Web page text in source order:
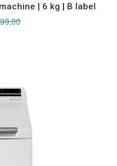
| 6 kg | B label